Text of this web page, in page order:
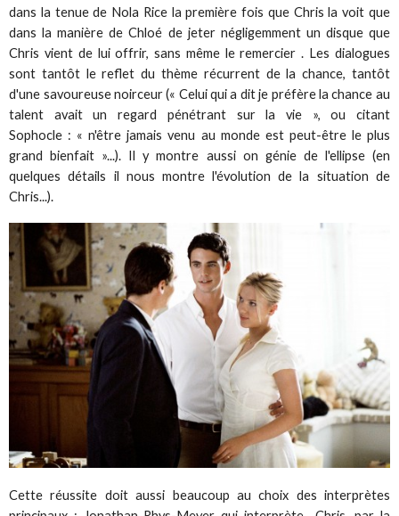
dans la tenue de Nola Rice la première fois que Chris la voit que
dans la manière de Chloé de jeter négligemment un disque que
Chris vient de lui offrir, sans même le remercier . Les dialogues
sont tantôt le reflet du thème récurrent de la chance, tantôt
d'une savoureuse noirceur (« Celui qui a dit je préfère la chance au
talent avait un regard pénétrant sur la vie », ou citant
Sophocle : « n'être jamais venu au monde est peut-être le plus
grand bienfait »...). Il y montre aussi on génie de l'ellipse (en
quelques détails il nous montre l'évolution de la situation de
Chris...).
Cette réussite doit aussi beaucoup au choix des interprètes